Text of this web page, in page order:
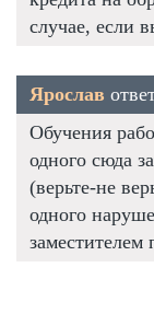
случае, если
Ярослав
Обучения
одного сюда
(верьте-не
одного
заместителем